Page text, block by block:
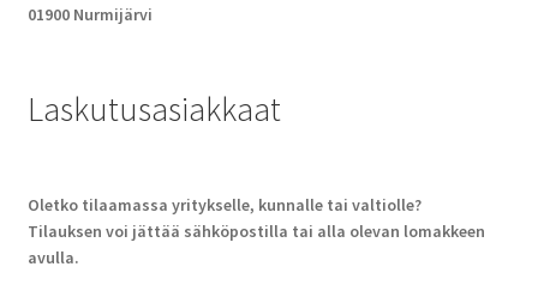
01900 Nurmijärvi
Laskutusasiakkaat
Oletko tilaamassa yritykselle, kunnalle tai valtiolle?
Tilauksen voi jättää sähköpostilla tai alla olevan lomakkeen
avulla.